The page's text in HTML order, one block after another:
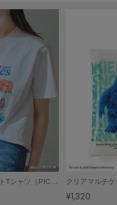
【UNISEX】プリントTシャツ（PICNIC） クリアマルチ
¥1,320